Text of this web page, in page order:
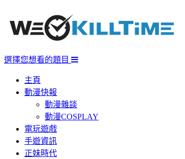
選擇您想看的題目
主頁
動漫快報
動漫雜談
動漫COSPLAY
電玩遊戲
手遊資訊
正妹時代